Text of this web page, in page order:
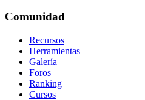
Comunidad
Recursos
Herramientas
Galería
Foros
Ranking
Cursos